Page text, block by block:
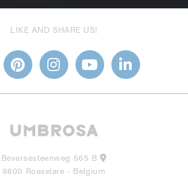
LIKE AND SHARE US!
Beversesteenweg 565 B
8800 Roeselare - Belgium